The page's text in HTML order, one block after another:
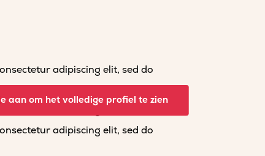
adipiscing elit, sed do
adipiscing elit, sed do
adipiscing elit, sed do
adipiscing elit, sed do
aan om het volledige profiel te zien